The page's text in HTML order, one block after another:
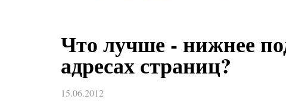
Что лучше - нижнее
адресах страниц?
15.06.2012